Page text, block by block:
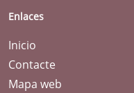
Enlaces
Inicio
Contacte
Mapa web